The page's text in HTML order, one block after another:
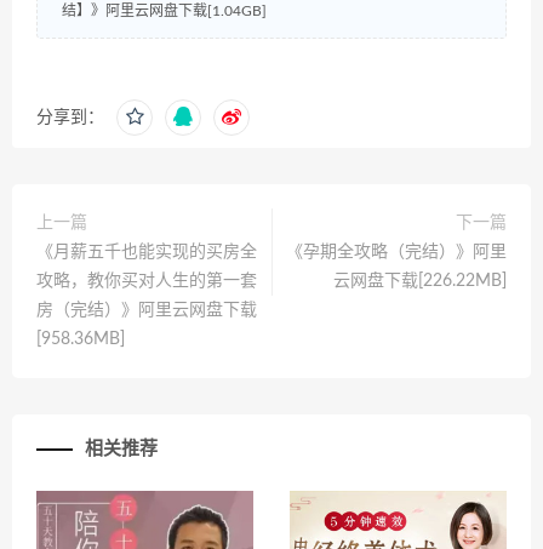
结】》阿里云网盘下载[1.04GB]
分享到：
上一篇
《月薪五千也能实现的买房全
攻略，教你买对人生的第一套
房（完结）》阿里云网盘下载
[958.36MB]
下一篇
《孕期全攻略（完结）》阿里
云网盘下载[226.22MB]
相关推荐